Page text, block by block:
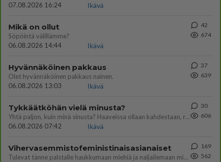
07.08.2026 16:24
Ikävä
Mikä on ollut
Söpöintä välillämme?
06.08.2026 14:44
Ikävä
42
674
Hyvännäköinen pakkaus
Olet hyvännäköinen pakkaus nainen.
06.08.2026 13:03
Ikävä
37
639
Tykkäätköhän vielä minusta?
Yhtä paljon, kuin minä sinusta? Haaveissa ollaan kahdestaan, rauhassa ja lähennytään fyysisesti ja tutustutaan syvemmin
06.08.2026 07:42
Ikävä
30
606
Vihervasemmistofeministinaisasianaiset
Tulevat tänne palstalle haukkumaan miehiä ja naljailemaan miehelle, kehuvat olevansa heitä parempia. Itse asuvat MIEHE
169
562